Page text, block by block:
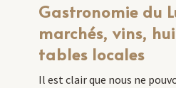
Gastronomie du
marchés, vins,
tables locales
Il est clair que nous ne